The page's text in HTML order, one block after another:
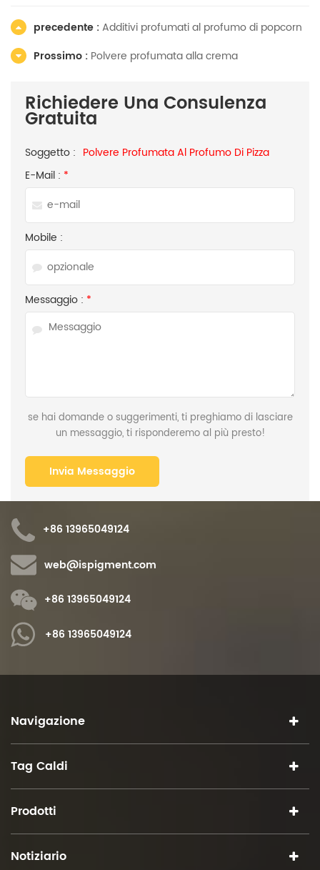
precedente :Additivi profumati al profumo di popcorn
Prossimo : Polvere profumata alla crema
Richiedere Una Consulenza
Gratuita
Soggetto : Polvere Profumata Al Profumo Di Pizza
E-Mail : *
Mobile :
Messaggio : *
se hai domande o suggerimenti, ti preghiamo di lasciare
un messaggio, ti risponderemo al più presto!
+86 13965049124
web@ispigment.com
+86 13965049124
+86 13965049124
Navigazione
Tag Caldi
Prodotti
Notiziario